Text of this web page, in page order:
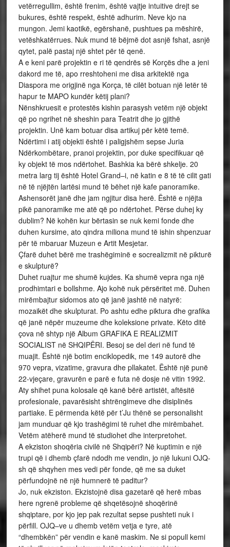
vetërregullim, është frenim, është vajtje intuitive drejt se
bukures, është respekt, është adhurim. Neve kjo na
mungon. Jemi kaotikë, egërshanë, pushtues pa mëshirë,
vetëshkatërrues. Nuk mund të bëjmë dot asnjë fshat, asnjë
qytet, palë pastaj një shtet për të qenë.
A e keni parë projektin e ri të qendrës së Korçës dhe a jeni
dakord me të, apo rreshtoheni me disa arkitektë nga
Diaspora me origjinë nga Korça, të cilët botuan një letër të
hapur te MAPO kundër këtij plani?
Nënshkruesit e protestës kishin parasysh vetëm një objekt
që po ngrihet në sheshin para Teatrit dhe jo gjithë
projektin. Unë kam botuar disa artikuj për këtë temë.
Ndërtimi i atij objekti është i paligjshëm sepse Juria
Ndërkombëtare, pranoi projektin, por duke specifikuar që
ky objekt të mos ndërtohet. Bashkia ka bërë shkelje. 20
metra larg tij është Hotel Grand–i, në katin e 8 të të cilit gati
në të njëjtën lartësi mund të bëhet një kafe panoramike.
Ashensorët janë dhe jam ngjitur disa herë. Është e njëjta
pikë panoramike me atë që po ndërtohet. Përse duhej ky
dublim? Në kohën kur bërtasin se nuk kemi fonde dhe
duhen kursime, ato qindra miliona mund të ishin shpenzuar
për të mbaruar Muzeun e Artit Mesjetar.
Çfarë duhet bërë me trashëgiminë e socrealizmit në pikturë
e skulpturë?
Duhet ruajtur me shumë kujdes. Ka shumë vepra nga një
prodhimtari e bollshme. Ajo kohë nuk përsëritet më. Duhen
mirëmbajtur sidomos ato që janë jashtë në natyrë:
mozaikët dhe skulpturat. Po ashtu edhe piktura dhe grafika
që janë nëpër muzeume dhe koleksione private. Këto ditë
çova në shtyp një Album GRAFIKA E REALIZMIT
SOCIALIST në SHQIPËRI. Besoj se del deri në fund të
muajit. Është një botim enciklopedik, me 149 autorë dhe
970 vepra, vizatime, gravura dhe pllakatet. Është një punë
22-vjeçare, gravurën e parë e futa në dosje në vitin 1992.
Aty shihet puna kolosale që kanë bërë artistët, aftësitë
profesionale, pavarësisht shtrëngimeve dhe disiplinës
partiake. E përmenda këtë për t’Ju thënë se personalisht
jam munduar që kjo trashëgimi të ruhet dhe mirëmbahet.
Vetëm atëherë mund të studiohet dhe interpretohet.
A ekziston shoqëria civilë në Shqipëri? Në kuptimin e një
trupi që i dhemb çfarë ndodh me vendin, jo një lukuni OJQ-
sh që shqyhen mes vedi për fonde, që me sa duket
përfundojnë në një humnerë të paditur?
Jo, nuk ekziston. Ekzistojnë disa gazetarë që herë mbas
here ngrenë probleme që shqetësojnë shoqërinë
shqiptare, por kjo jep pak rezultat sepse pushteti nuk i
përfill. OJQ–ve u dhemb vetëm vetja e tyre, atë
“dhembkën” për vendin e kanë maskim. Ne si popull kemi